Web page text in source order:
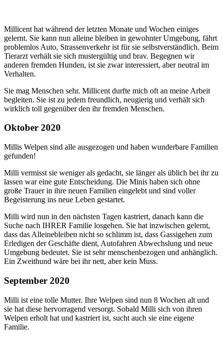
Millicent hat während der letzten Monate und Wochen einiges
gelernt. Sie kann nun alleine bleiben in gewohnter Umgebung, fährt
problemlos Auto, Strassenverkehr ist für sie selbstverständlich. Beim
Tierarzt verhält sie sich mustergültig und brav. Begegnen wir
anderen fremden Hunden, ist sie zwar interessiert, aber neutral im
Verhalten.
Sie mag Menschen sehr. Millicent durfte mich oft an meine Arbeit
begleiten. Sie ist zu jedem freundlich, neugierig und verhält sich
wirklich toll gegenüber den ihr fremden Menschen.
Oktober 2020
Millis Welpen sind alle ausgezogen und haben wunderbare Familien
gefunden!
Milli vermisst sie weniger als gedacht, sie länger als üblich bei ihr zu
lassen war eine gute Entscheidung. Die Minis haben sich ohne
große Trauer in ihre neuen Familien eingelebt und sind voller
Begeisterung ins neue Leben gestartet.
Milli wird nun in den nächsten Tagen kastriert, danach kann die
Suche nach IHRER Familie losgehen. Sie hat inzwischen gelernt,
dass das Alleinebleiben nicht so schlimm ist, dass Gassigehen zum
Erledigen der Geschäfte dient, Autofahren Abwechslung und neue
Umgebung bedeutet. Sie ist sehr menschenbezogen und anhänglich.
Ein Zweithund wäre bei ihr nett, aber kein Muss.
September 2020
Milli ist eine tolle Mutter. Ihre Welpen sind nun 8 Wochen alt und
sie hat diese hervorragend versorgt. Sobald Milli sich von ihren
Welpen erholt hat und kastriert ist, sucht auch sie eine eigene
Familie.